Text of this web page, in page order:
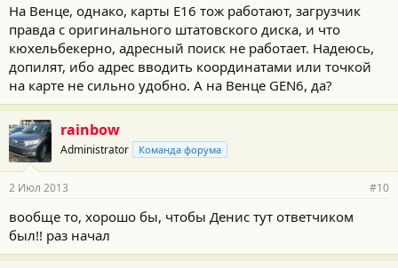
На Венце, однако, карты Е16 тож работают, загрузчик
правда с оригинального штатовского диска, и что
кюхельбекерно, адресный поиск не работает. Надеюсь,
допилят, ибо адрес вводить координатами или точкой
на карте не сильно удобно. А на Венце GEN6, да?
rainbow
Administrator Команда форума
2 Июл 2013 #10
вообще то, хорошо бы, чтобы Денис тут ответчиком
был!! раз начал